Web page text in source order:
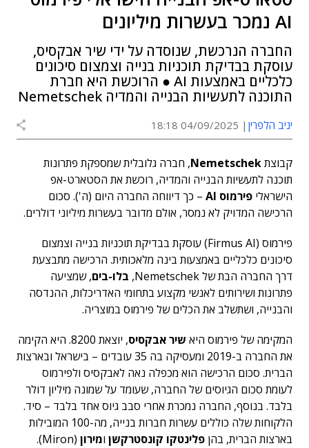
AI נמכר בעשרות מיליונים
החברה הנרכשת, שנוסדה על ידי שיר אבקסיס,
עוסקת בבדיקת תוכניות בנייה וצמצום סיכונים
כלכליים באמצעות AI ● הרוכשת היא חברת
התוכנה לתעשיות הבנייה והמדיה Nemetschek
יניב הלפרין 04/09/2025 18:18
קבוצתNemetschek, חברה גלובלית שמספקת פתרונות
תוכנה לתעשיות הבנייה והמדיה, רוכשת את הסטארט-אפ
הישראלי פירמוס AI
– כך דיווחה החברה היום (ה'). סכום
הרכישה המדויק לא נמסר, אולם מדובר בעשרות מיליוני דולרים.
פירמוס (Firmus AI) עוסקת בבדיקת תוכניות בנייה וצמצום
סיכונים כלכליים באמצעות בינה מלאכותית. הרכישה מתבצעת
דרך החברה הבת של Nemetschek,
בלו-בים, שמציעה
פתרונות ושירותים לאנשי מקצוע בתחומי האדריכלות, ההנדסה
והבנייה, ושתשלב את הכלים של פירמוס במוצריה.
המקימה של פירמוס היא שיר אבקסיס
, יוצאת 8200. היא הקימה
את החברה ב-2019 ומעסיקה בה 35 עובדים – בישראל ובארצות
הברית. סכום הרכישה הוא מכפלה נאה לאבקסיס ולפירמוס
לעומת סכום הגיוסים של החברה, שעומד על שמונה מיליון דולר
בלבד. בנוסף, החברה נמכרת אחרי סבב גיוס אחד בלבד – סיד.
הלקוחות שלה כוללים עשרות חברות בנייה, מה-100 המובילות
בארצות הברית, בהן פלינטקו קונסטרקשן ומירון (Miron).